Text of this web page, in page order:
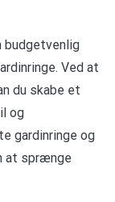
budgetvenlig
Ved at
du skabe et
og
gardinringe og
at sprænge